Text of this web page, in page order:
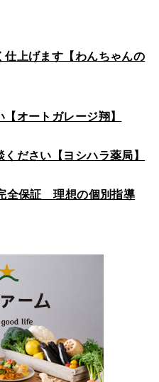
上げます【わんちゃんの
オートガレージ翔】
ださい【ヨシハラ薬局】
全保証 理想の個別指導